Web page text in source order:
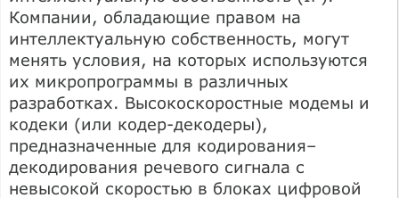
Компании, обладающие правом на
интеллектуальную собственность, могут
менять условия, на которых используются
их микропрограммы в различных
разработках. Высокоскоростные модемы и
кодеки (или кодер-декодеры),
предназначенные для кодирования–
декодирования речевого сигнала с
невысокой скоростью в блоках цифровой